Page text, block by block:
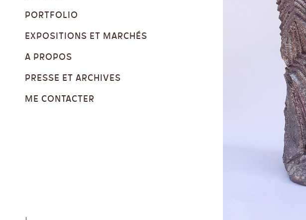
PORTFOLIO
EXPOSITIONS ET MARCHÉS
A PROPOS
PRESSE ET ARCHIVES
ME CONTACTER